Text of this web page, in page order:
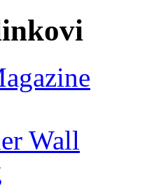
Wall